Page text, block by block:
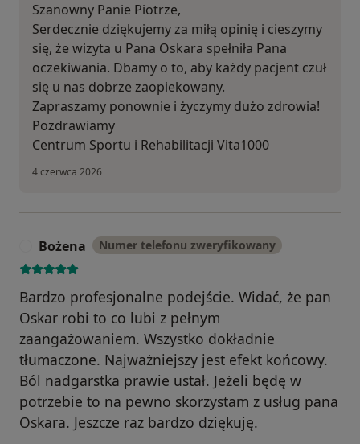
Szanowny Panie Piotrze,
Serdecznie dziękujemy za miłą opinię i cieszymy
się, że wizyta u Pana Oskara spełniła Pana
oczekiwania. Dbamy o to, aby każdy pacjent czuł
się u nas dobrze zaopiekowany.
Zapraszamy ponownie i życzymy dużo zdrowia!
Pozdrawiamy
Centrum Sportu i Rehabilitacji Vita1000
4 czerwca 2026
Bożena Numer telefonu zweryfikowany
Bardzo profesjonalne podejście. Widać, że pan
Oskar robi to co lubi z pełnym
zaangażowaniem. Wszystko dokładnie
tłumaczone. Najważniejszy jest efekt końcowy.
Ból nadgarstka prawie ustał. Jeżeli będę w
potrzebie to na pewno skorzystam z usług pana
Oskara. Jeszcze raz bardzo dziękuję.